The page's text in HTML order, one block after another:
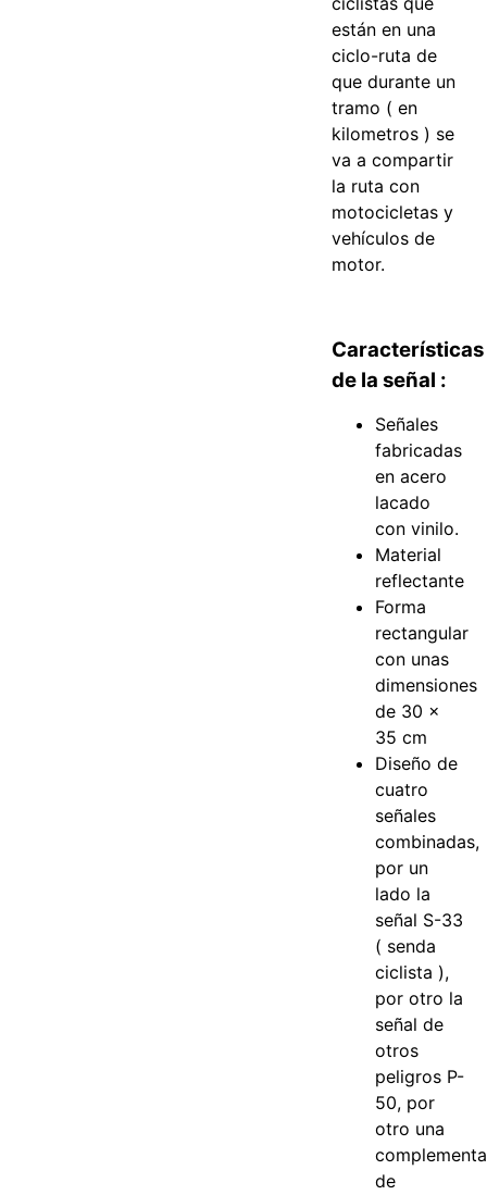
están en una
ciclo-ruta de
que durante un
tramo ( en
kilometros ) se
va a compartir
la ruta con
motocicletas y
vehículos de
motor.
Características
de la señal :
Señales
fabricadas
en acero
lacado
con vinilo.
Material
reflectante
Forma
rectangular
con unas
dimensiones
de 30 x
35 cm
Diseño de
cuatro
señales
combinadas,
por un
lado la
señal S-33
( senda
ciclista ),
por otro la
señal de
otros
peligros P-
50, por
otro una
de